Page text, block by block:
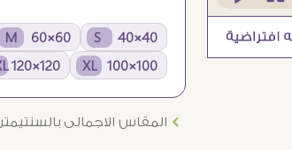
40×40 S
60×60 M
100×100 XL
120×120 XXL
Ö المقاس الاجمالى بالسنتيمتر